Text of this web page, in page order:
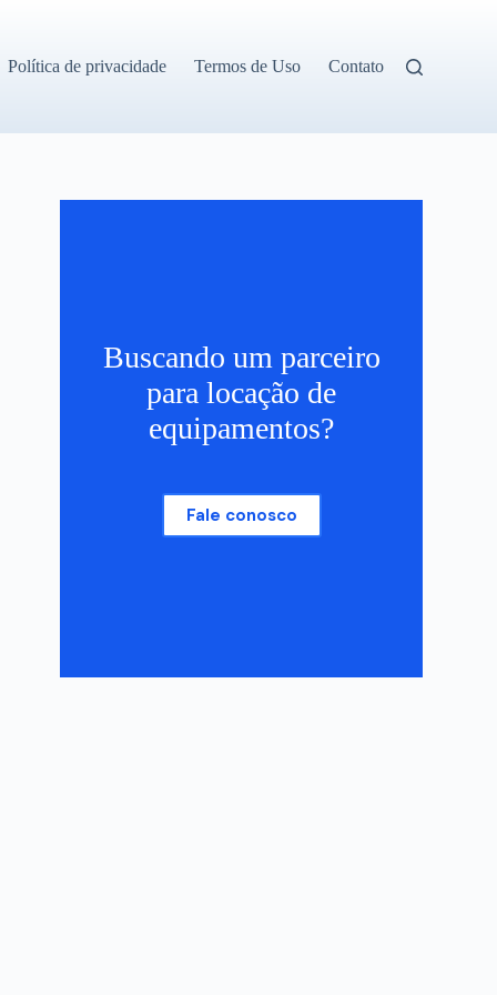
Política de privacidade Termos de Uso Contato
Buscando um parceiro
para locação de
equipamentos?
Fale conosco